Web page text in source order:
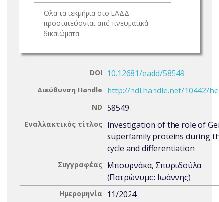
Όλα τα τεκμήρια στο ΕΑΔΔ
προστατεύονται από πνευματικά
δικαιώματα.
DOI 10.12681/eadd/58549
Διεύθυνση Handle http://hdl.handle.net/10442/
ND 58549
Εναλλακτικός τίτλος Investigation of the role of
superfamily proteins during
cycle and differentiation
Συγγραφέας Μπουρνάκα, Σπυριδούλα
(Πατρώνυμο: Ιωάννης)
Ημερομηνία 11/2024